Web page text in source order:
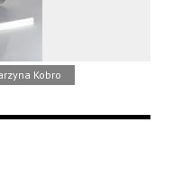
Kobro